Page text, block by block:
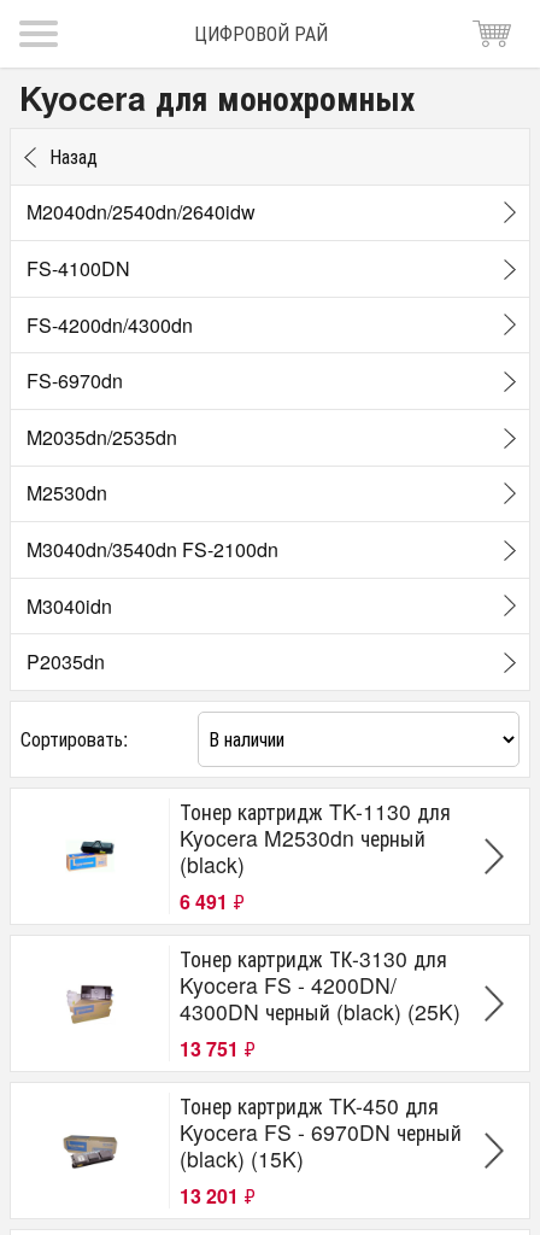
ЦИФРОВОЙ РАЙ
Kyocera для монохромных
Назад
M2040dn/2540dn/2640idw
FS-4100DN
FS-4200dn/4300dn
FS-6970dn
M2035dn/2535dn
M2530dn
M3040dn/3540dn FS-2100dn
M3040idn
P2035dn
Сортировать:
Тонер картридж TK-1130 для
Kyocera M2530dn черный
(black)
6 491 ₽
Тонер картридж ТК-3130 для
Kyocera FS - 4200DN/
4300DN черный (black) (25K)
13 751 ₽
Тонер картридж TK-450 для
Kyocera FS - 6970DN черный
(black) (15K)
13 201 ₽